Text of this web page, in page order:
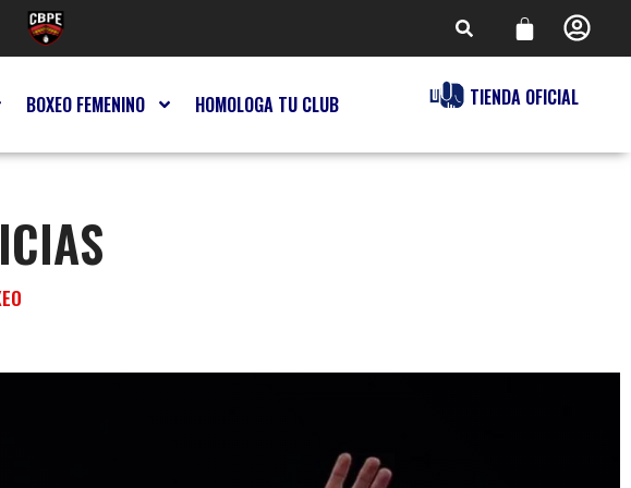
BOXEO FEMENINO HOMOLOGA TU CLUB TIENDA OFICIAL